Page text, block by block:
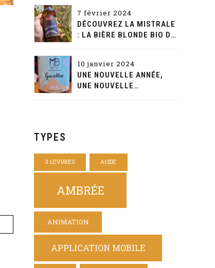
7 février 2024
DÉCOUVREZ LA MISTRALE
: LA BIÈRE BLONDE BIO DE
10 janvier 2024
UNE NOUVELLE ANNÉE,
UNE NOUVELLE
TYPES
3 LEVURES ACIDE
AMBRÉE
ANIMATION
APPLICATION MOBILE